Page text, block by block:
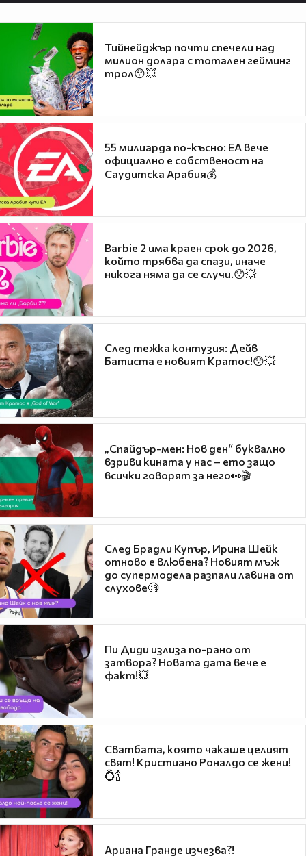
Тийнейджър почти спечели над
милион долара с тотален гейминг
трол😯💥
55 милиарда по-късно: EA вече
официално е собственост на
Саудитска Арабия💰
Barbie 2 има краен срок до 2026,
който трябва да спази, иначе
никога няма да се случи.😯💥
След тежка контузия: Дейв
Батиста е новият Кратос!😯💥
„Спайдър-мен: Нов ден“ буквално
взриви кината у нас – ето защо
всички говорят за него👀🎬
След Брадли Купър, Ирина Шейк
отново е влюбена? Новият мъж
до супермодела разпали лавина от
слухове🧐
Пи Диди излиза по-рано от
затвора? Новата дата вече е
факт!💥
Сватбата, която чакаше целият
свят! Кристиано Роналдо се жени!
💍🍾
Ариана Гранде изчезва?!